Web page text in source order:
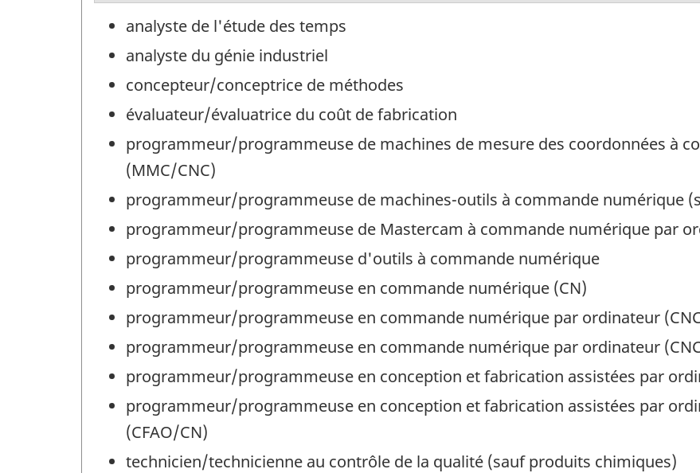
analyste de l'étude des temps
analyste du génie industriel
concepteur/conceptrice de méthodes
évaluateur/évaluatrice du coût de fabrication
programmeur/programmeuse de machines de mesure des coordonnées à
(MMC/CNC)
programmeur/programmeuse de machines-outils à commande numérique
programmeur/programmeuse de Mastercam à commande numérique par
programmeur/programmeuse d'outils à commande numérique
programmeur/programmeuse en commande numérique (CN)
programmeur/programmeuse en commande numérique par ordinateur
programmeur/programmeuse en commande numérique par ordinateur
programmeur/programmeuse en conception et fabrication assistées par
programmeur/programmeuse en conception et fabrication assistées par
(CFAO/CN)
technicien/technicienne au contrôle de la qualité (sauf produits chimiques)